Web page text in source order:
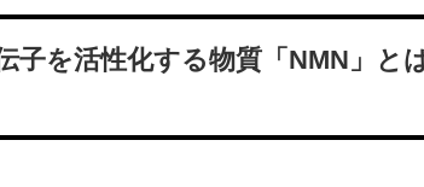
子を活性化する物質「NMN」